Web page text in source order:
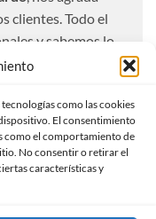
como las cookies
El consentimiento
como el comportamiento de
No consentir o retirar el
características y
clientes. Todo el
y sabemos lo
óptima. Es por
con la
el
en las